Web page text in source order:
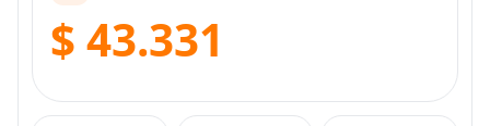
$ 43.331